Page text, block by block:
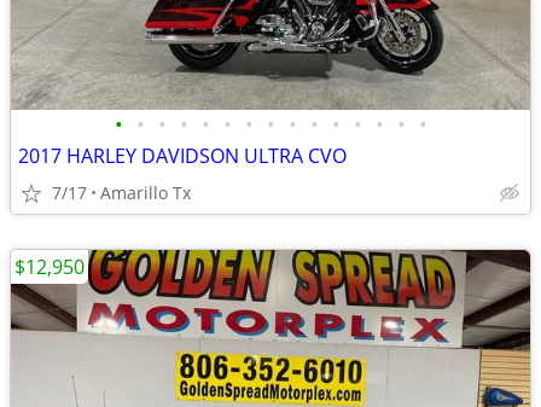
• • • • • • • • • • • • • • •
2017 HARLEY DAVIDSON ULTRA CVO
7/17 Amarillo Tx
$12,950